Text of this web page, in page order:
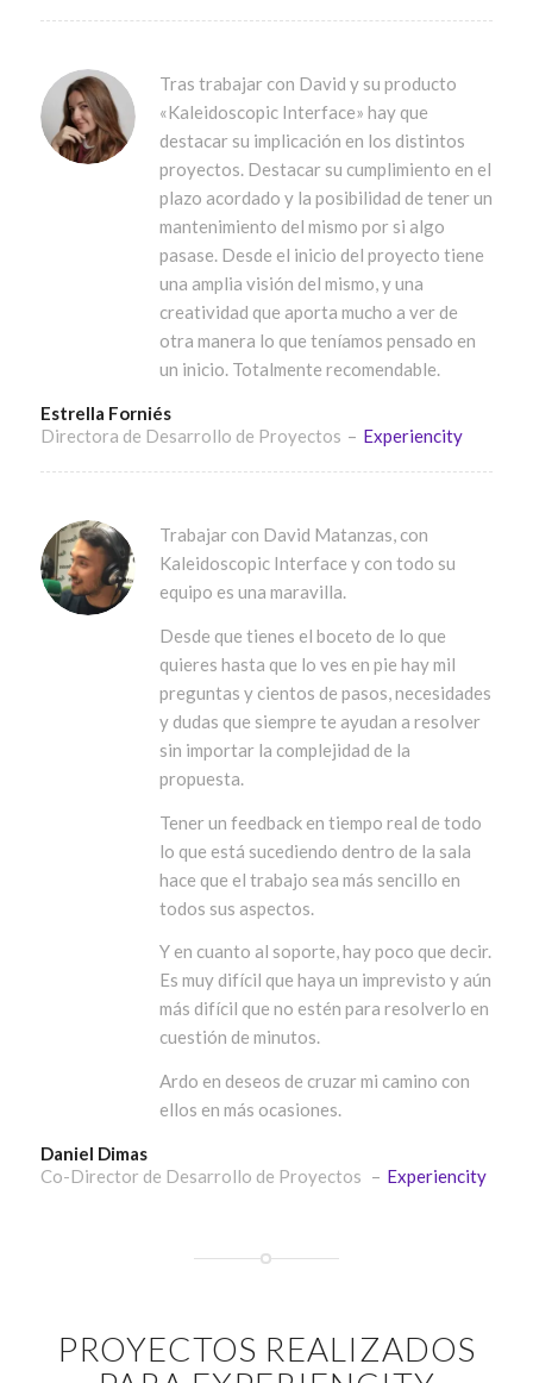
Tras trabajar con David y su producto
«Kaleidoscopic Interface» hay que
destacar su implicación en los distintos
proyectos. Destacar su cumplimiento en el
plazo acordado y la posibilidad de tener un
mantenimiento del mismo por si algo
pasase. Desde el inicio del proyecto tiene
una amplia visión del mismo, y una
creatividad que aporta mucho a ver de
otra manera lo que teníamos pensado en
un inicio. Totalmente recomendable.
Estrella Forniés
Directora de Desarrollo de Proyectos – Experiencity
Trabajar con David Matanzas, con
Kaleidoscopic Interface y con todo su
equipo es una maravilla.
Desde que tienes el boceto de lo que
quieres hasta que lo ves en pie hay mil
preguntas y cientos de pasos, necesidades
y dudas que siempre te ayudan a resolver
sin importar la complejidad de la
propuesta.
Tener un feedback en tiempo real de todo
lo que está sucediendo dentro de la sala
hace que el trabajo sea más sencillo en
todos sus aspectos.
Y en cuanto al soporte, hay poco que decir.
Es muy difícil que haya un imprevisto y aún
más difícil que no estén para resolverlo en
cuestión de minutos.
Ardo en deseos de cruzar mi camino con
ellos en más ocasiones.
Daniel Dimas
Co-Director de Desarrollo de Proyectos – Experiencity
PROYECTOS REALIZADOS